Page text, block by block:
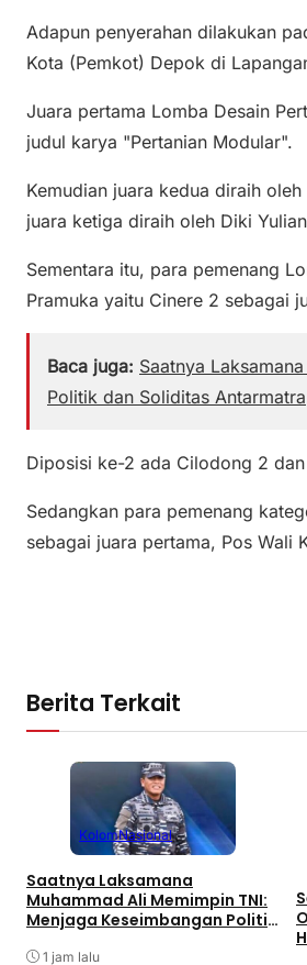
Adapun penyerahan dilakukan
Kota (Pemkot) Depok di
Juara pertama Lomba Desain
judul karya "Pertanian Modular".
Kemudian juara kedua diraih
juara ketiga diraih oleh Diki
Sementara itu, para pemenang
Pramuka yaitu Cinere 2 sebagai
Baca juga: Saatnya
Politik dan Soliditas Antarmatra
Diposisi ke-2 ada Cilodong 2
Sedangkan para pemenang
sebagai juara pertama, Pos Wali
Berita Terkait
KolomNasional
Saatnya Laksamana
Muhammad Ali Memimpin TNI:
Menjaga Keseimbangan Politik
1 jam lalu